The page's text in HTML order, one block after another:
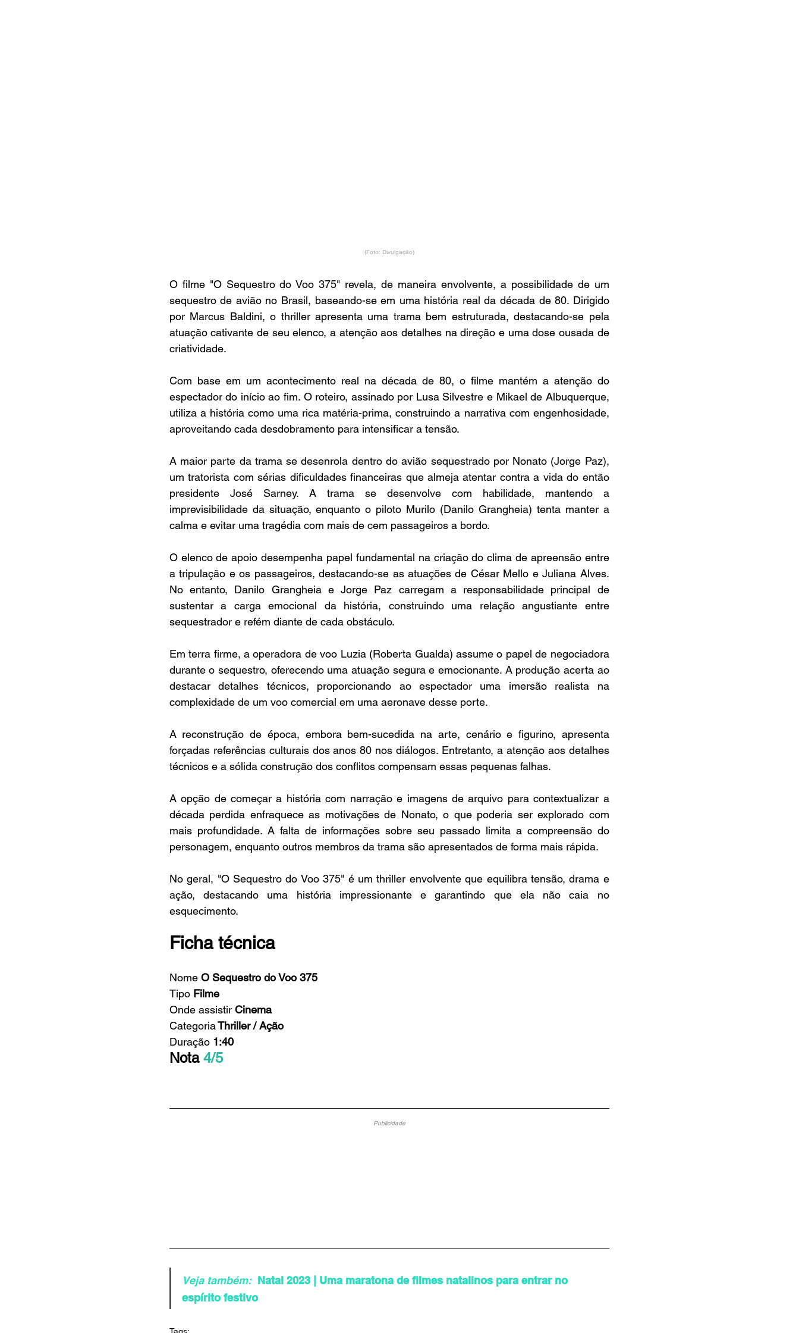
(Foto: Divulgação)
O filme "O Sequestro do Voo 375" revela, de maneira envolvente, a possibilidade de um
sequestro de avião no Brasil, baseando-se em uma história real da década de 80. Dirigido
por Marcus Baldini, o thriller apresenta uma trama bem estruturada, destacando-se pela
atuação cativante de seu elenco, a atenção aos detalhes na direção e uma dose ousada de
criatividade.
Com base em um acontecimento real na década de 80, o filme mantém a atenção do
espectador do início ao fim. O roteiro, assinado por Lusa Silvestre e Mikael de Albuquerque,
utiliza a história como uma rica matéria-prima, construindo a narrativa com engenhosidade,
aproveitando cada desdobramento para intensificar a tensão.
A maior parte da trama se desenrola dentro do avião sequestrado por Nonato (Jorge Paz),
um tratorista com sérias dificuldades financeiras que almeja atentar contra a vida do então
presidente José Sarney. A trama se desenvolve com habilidade, mantendo a
imprevisibilidade da situação, enquanto o piloto Murilo (Danilo Grangheia) tenta manter a
calma e evitar uma tragédia com mais de cem passageiros a bordo.
O elenco de apoio desempenha papel fundamental na criação do clima de apreensão entre
a tripulação e os passageiros, destacando-se as atuações de César Mello e Juliana Alves.
No entanto, Danilo Grangheia e Jorge Paz carregam a responsabilidade principal de
sustentar a carga emocional da história, construindo uma relação angustiante entre
sequestrador e refém diante de cada obstáculo.
Em terra firme, a operadora de voo Luzia (Roberta Gualda) assume o papel de negociadora
durante o sequestro, oferecendo uma atuação segura e emocionante. A produção acerta ao
destacar detalhes técnicos, proporcionando ao espectador uma imersão realista na
complexidade de um voo comercial em uma aeronave desse porte.
A reconstrução de época, embora bem-sucedida na arte, cenário e figurino, apresenta
forçadas referências culturais dos anos 80 nos diálogos. Entretanto, a atenção aos detalhes
técnicos e a sólida construção dos conflitos compensam essas pequenas falhas.
A opção de começar a história com narração e imagens de arquivo para contextualizar a
década perdida enfraquece as motivações de Nonato, o que poderia ser explorado com
mais profundidade. A falta de informações sobre seu passado limita a compreensão do
personagem, enquanto outros membros da trama são apresentados de forma mais rápida.
No geral, "O Sequestro do Voo 375" é um thriller envolvente que equilibra tensão, drama e
ação, destacando uma história impressionante e garantindo que ela não caia no
esquecimento.
Ficha técnica
Nome O Sequestro do Voo 375
Tipo Filme
Onde assistir Cinema
Categoria Thriller / Ação
Duração 1:40
Nota 4/5
Publicidade
Veja também: Natal 2023 | Uma maratona de filmes natalinos para entrar no
espírito festivo